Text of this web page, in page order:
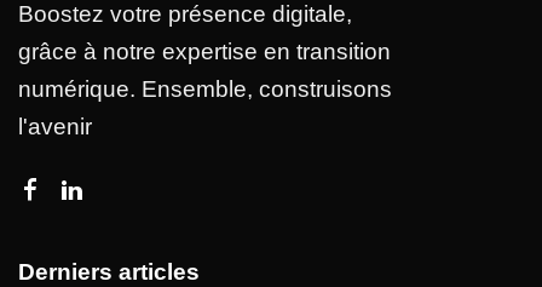
Boostez votre présence digitale,
grâce à notre expertise en transition
numérique. Ensemble, construisons
l'avenir
Derniers articles